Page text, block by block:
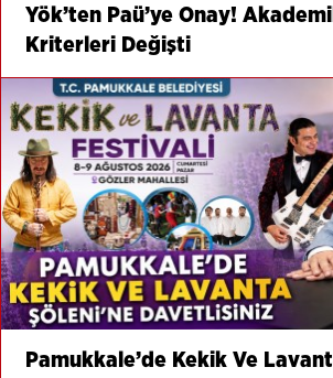
Yök’ten Paü’ye Onay!
Kriterleri Değişti
Pamukkale’de Kekik Ve